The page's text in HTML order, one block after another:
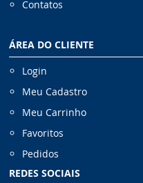
Contatos
ÁREA DO CLIENTE
Login
Meu Cadastro
Meu Carrinho
Favoritos
Pedidos
REDES SOCIAIS